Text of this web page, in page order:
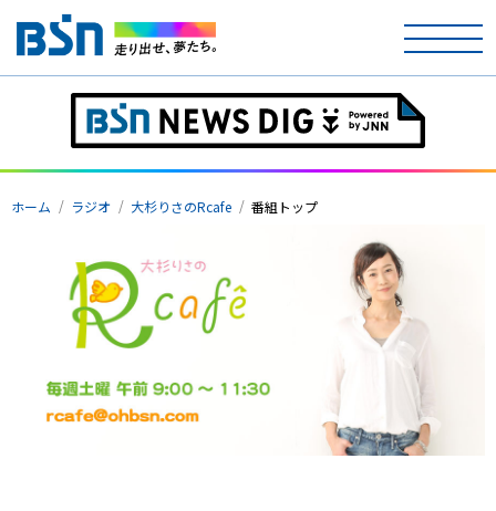
ホーム
テレビ
ラジオ
アナウンサー
イベント
ニュース
ホーム ラジオ 大杉りさのRcafe 番組トップ